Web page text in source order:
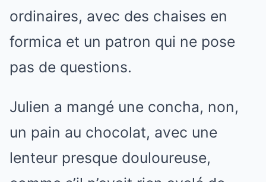
ordinaires, avec des chaises en
formica et un patron qui ne pose
pas de questions.
Julien a mangé une concha, non,
un pain au chocolat, avec une
lenteur presque douloureuse,